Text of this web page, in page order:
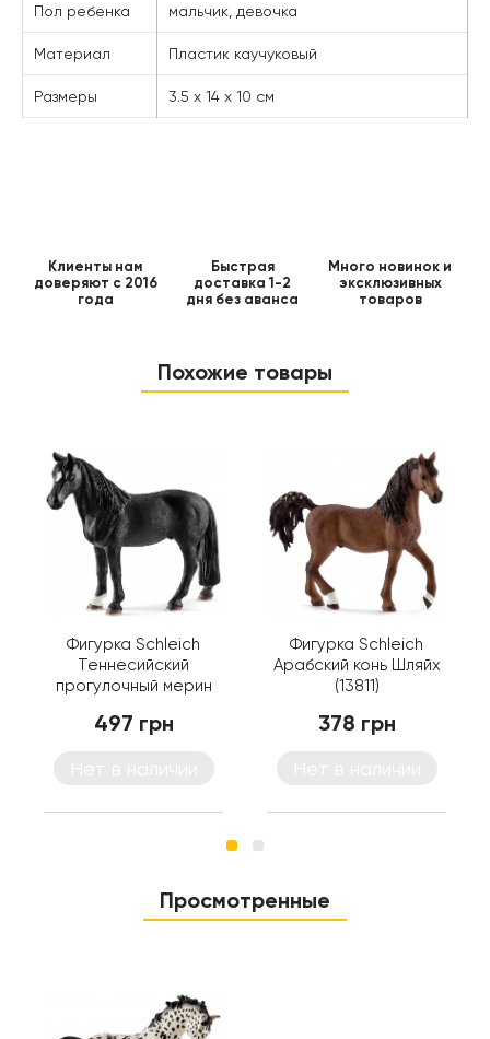
Пол ребенка мальчик, девочка
Материал Пластик каучуковый
Размеры 3.5 x 14 x 10 см
Клиенты нам
доверяют с 2016
года
Быстрая
доставка 1-2
дня без аванса
Много новинок и
эксклюзивных
товаров
Похожие товары
Фигурка Schleich
Теннесийский
прогулочный мерин
497 грн
Фигурка Schleich
Арабский конь Шляйх
(13811)
378 грн
Просмотренные